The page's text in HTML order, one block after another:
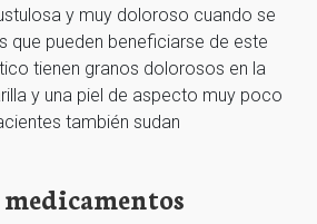
y muy doloroso cuando se
que pueden beneficiarse de este
tienen granos dolorosos en la
y una piel de aspecto muy poco
también sudan